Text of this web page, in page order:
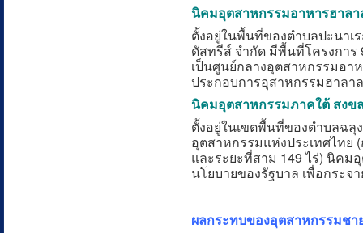
นิคมอุตสาหกรรมอาหารฮาล
ตั้งอยู่ในพื้นที่ของตำบลปะนาเ
ดัสทรีส์ จำกัด มีพื้นที่โครงการ
เป็นศูนย์กลางอุตสาหกรรมอา
ประกอบการอุสาหกรรมฮาลา
นิคมอุตสาหกรรมภาคใต้ สงข
ตั้งอยู่ในเขตพื้นที่ของตำบลฉลุ
อุตสาหกรรมแห่งประเทศไทย
และระยะที่สาม 149 ไร่) นิค
นโยบายของรัฐบาล เพื่อกระ
ผลกระทบของอุตสาหกรรมชา